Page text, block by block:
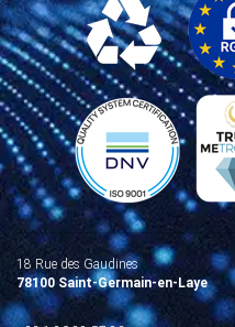
18 Rue des Gaudines
78100 Saint-Germain-en-Laye